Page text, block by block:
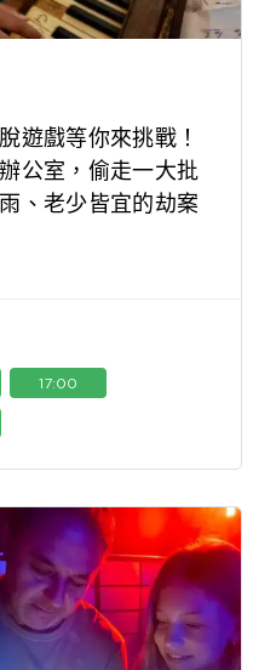
遊戲等你來挑戰！
公室，偷走一大批
、老少皆宜的劫案
17:00